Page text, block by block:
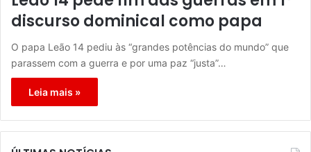
discurso dominical como papa
O papa Leão 14 pediu às “grandes potências do mundo” que
parassem com a guerra e por uma paz “justa”…
Leia mais »